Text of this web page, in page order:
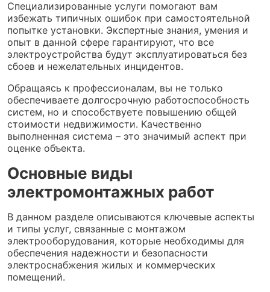
Специализированные услуги помогают вам
избежать типичных ошибок при самостоятельной
попытке установки. Экспертные знания, умения и
опыт в данной сфере гарантируют, что все
электроустройства будут эксплуатироваться без
сбоев и нежелательных инцидентов.
Обращаясь к профессионалам, вы не только
обеспечиваете долгосрочную работоспособность
систем, но и способствуете повышению общей
стоимости недвижимости. Качественно
выполненная система – это значимый аспект при
оценке объекта.
Основные виды
электромонтажных работ
В данном разделе описываются ключевые аспекты
и типы услуг, связанные с монтажом
электрооборудования, которые необходимы для
обеспечения надежности и безопасности
электроснабжения жилых и коммерческих
помещений.